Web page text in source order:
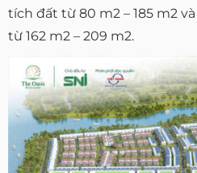
tích đất từ 80 m2 – 185 m2
từ 162 m2 – 209 m2.